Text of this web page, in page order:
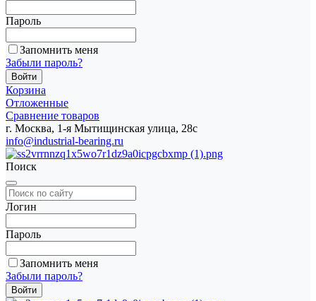
Пароль
Запомнить меня
Забыли пароль?
Корзина
Отложенные
Сравнение товаров
г. Москва, 1-я Мытищинская улица, 28с
info@industrial-bearing.ru
Поиск
Логин
Пароль
Запомнить меня
Забыли пароль?